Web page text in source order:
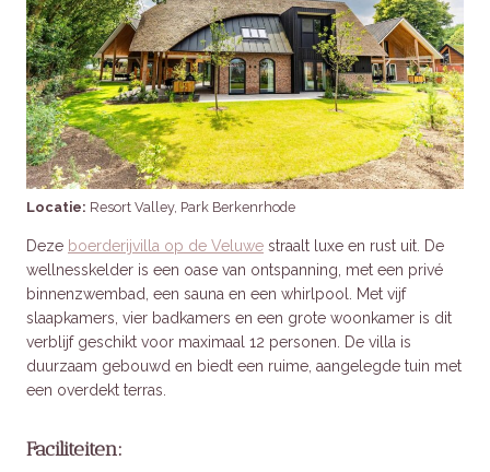
Locatie: Resort Valley, Park Berkenrhode
Deze boerderijvilla op de Veluwe straalt luxe en rust uit. De
wellnesskelder is een oase van ontspanning, met een privé
binnenzwembad, een sauna en een whirlpool. Met vijf
slaapkamers, vier badkamers en een grote woonkamer is dit
verblijf geschikt voor maximaal 12 personen. De villa is
duurzaam gebouwd en biedt een ruime, aangelegde tuin met
een overdekt terras.
Faciliteiten: